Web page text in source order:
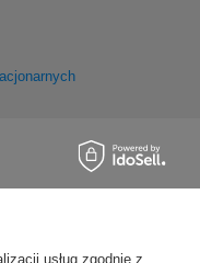
usług zgodnie z